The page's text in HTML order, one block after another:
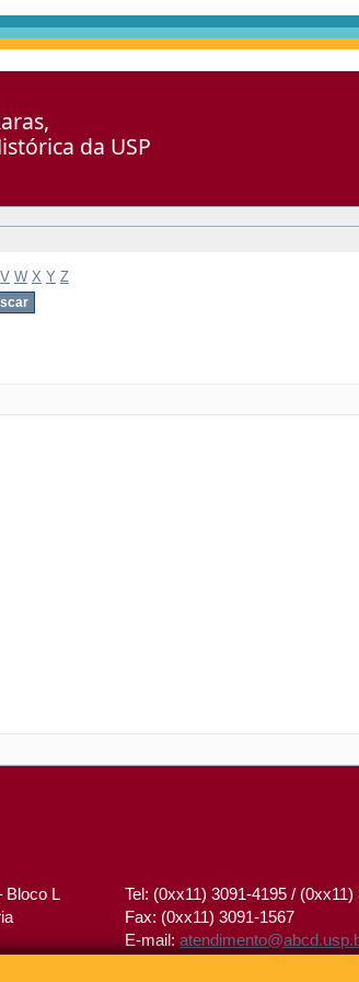
da USP
V W X Y Z
Bloco L
Tel: (0xx11) 3091-4195 / (0xx11)
Fax: (0xx11) 3091-1567
E-mail: